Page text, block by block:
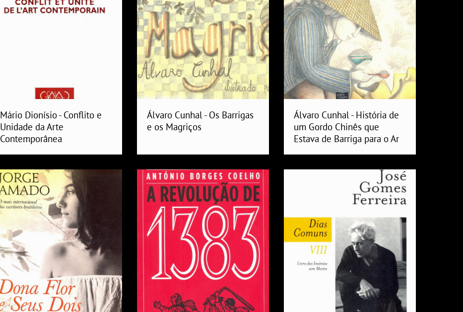
Mário Dionísio - Conflito e
Unidade da Arte
Contemporânea
Álvaro Cunhal - Os Barrigas
e os Magriços
Álvaro Cunhal - História de
um Gordo Chinês que
Estava de Barriga para o Ar